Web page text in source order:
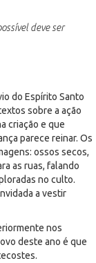
deve ser
do Espírito Santo
sobre a ação
criação e que
parece reinar. Os
ossos secos,
as ruas, falando
no culto.
a vestir
nos
deste ano é que